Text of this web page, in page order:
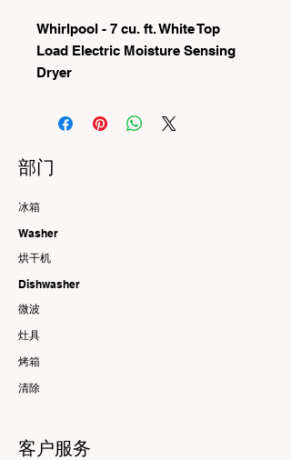
Whirlpool - 7 cu. ft. White Top
Load Electric Moisture Sensing
Dryer
部门
冰箱
Washer
烘干机
Dishwasher
微波
灶具
烤箱
清除
客户服务